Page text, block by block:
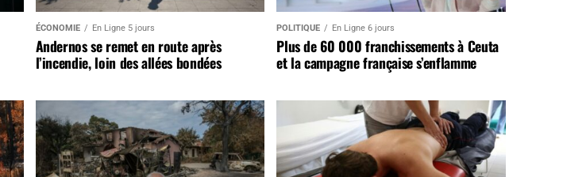
ÉCONOMIE En Ligne 5 jours
Andernos se remet en route après
l’incendie, loin des allées bondées
POLITIQUE En Ligne 6 jours
Plus de 60 000 franchissements à Ceuta
et la campagne française s’enflamme